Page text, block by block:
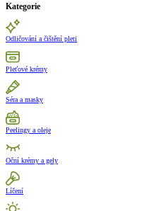
Kategorie
Odličování a čištění pleti
Pleťové krémy
Séra a masky
Peelingy a oleje
Oční krémy a gely
Líčení